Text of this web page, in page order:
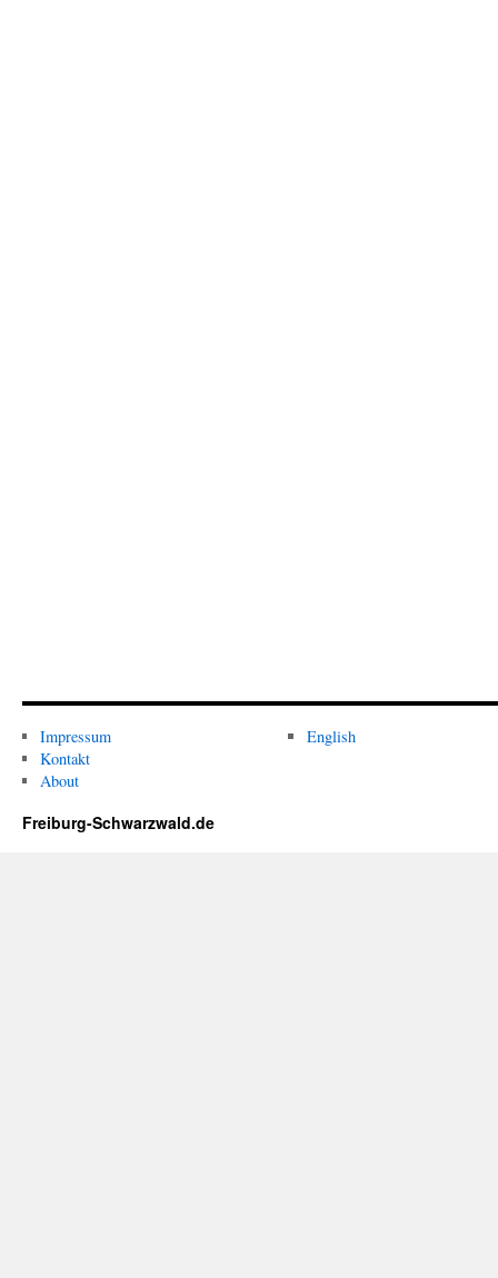
Impressum
Kontakt
About
English
Freiburg-Schwarzwald.de